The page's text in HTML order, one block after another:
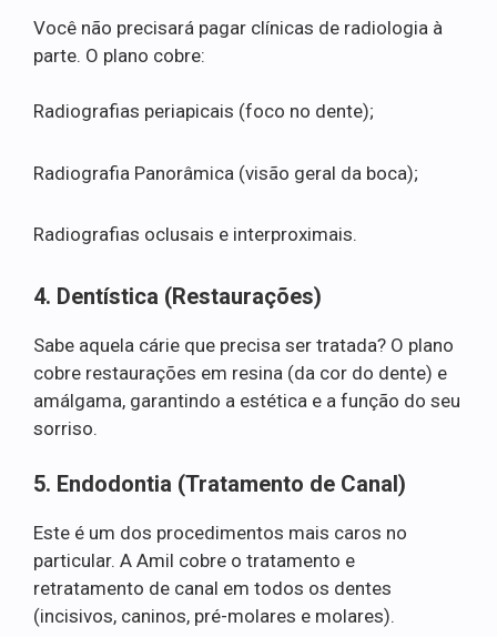
Você não precisará pagar clínicas de radiologia à
parte. O plano cobre:
Radiografias periapicais (foco no dente);
Radiografia Panorâmica (visão geral da boca);
Radiografias oclusais e interproximais.
4. Dentística (Restaurações)
Sabe aquela cárie que precisa ser tratada? O plano
cobre restaurações em resina (da cor do dente) e
amálgama, garantindo a estética e a função do seu
sorriso.
5. Endodontia (Tratamento de Canal)
Este é um dos procedimentos mais caros no
particular. A Amil cobre o tratamento e
retratamento de canal em todos os dentes
(incisivos, caninos, pré-molares e molares).